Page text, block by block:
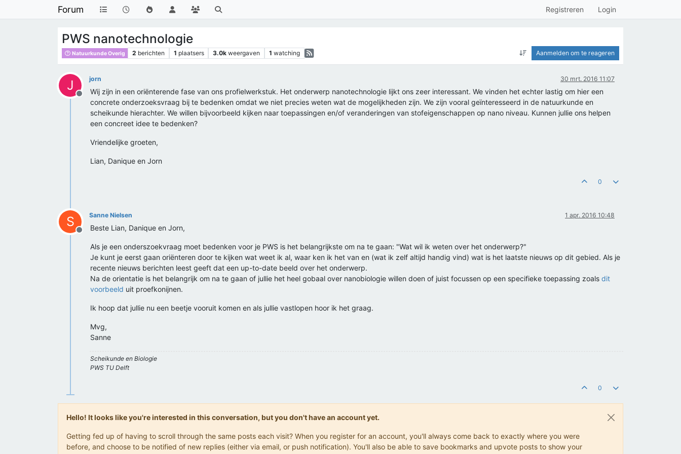
Forum Registreren Login
PWS nanotechnologie
Natuurkunde Overig 2 berichten 1 plaatsers 3.0k weergaven 1 watching Aanmelden om te reageren
J
Offline
jorn 30 mrt. 2016 11:07
Wij zijn in een oriënterende fase van ons profielwerkstuk. Het onderwerp nanotechnologie lijkt ons zeer interessant. We vinden het echter lastig om hier een
concrete onderzoeksvraag bij te bedenken omdat we niet precies weten wat de mogelijkheden zijn. We zijn vooral geïnteresseerd in de natuurkunde en
scheikunde hierachter. We willen bijvoorbeeld kijken naar toepassingen en/of veranderingen van stofeigenschappen op nano niveau. Kunnen jullie ons helpen
een concreet idee te bedenken?
Vriendelijke groeten,
Lian, Danique en Jorn
0
S
Offline
Sanne Nielsen 1 apr. 2016 10:48
Beste Lian, Danique en Jorn,
Als je een onderszoekvraag moet bedenken voor je PWS is het belangrijkste om na te gaan: "Wat wil ik weten over het onderwerp?"
Je kunt je eerst gaan oriënteren door te kijken wat weet ik al, waar ken ik het van en (wat ik zelf altijd handig vind) wat is het laatste nieuws op dit gebied. Als je
recente nieuws berichten leest geeft dat een up-to-date beeld over het onderwerp.
Na de orientatie is het belangrijk om na te gaan of jullie het heel gobaal over nanobiologie willen doen of juist focussen op een specifieke toepassing zoals dit
voorbeeld uit proefkonijnen.
Ik hoop dat jullie nu een beetje vooruit komen en als jullie vastlopen hoor ik het graag.
Mvg,
Sanne
Scheikunde en Biologie
PWS TU Delft
0
Hello! It looks like you're interested in this conversation, but you don't have an account yet.
Getting fed up of having to scroll through the same posts each visit? When you register for an account, you'll always come back to exactly where you were
before, and choose to be notified of new replies (either via email, or push notification). You'll also be able to save bookmarks and upvote posts to show your